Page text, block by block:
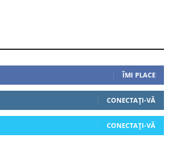
ÎMI PLACE
CONECTAȚI-VĂ
CONECTAȚI-VĂ